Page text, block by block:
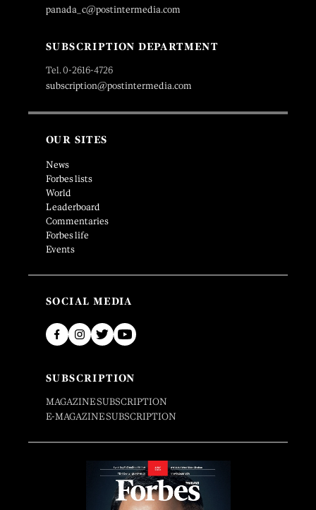
panada_c@postintermedia.com
SUBSCRIPTION DEPARTMENT
Tel. 0-2616-4726
subscription@postintermedia.com
OUR SITES
News
Forbes lists
World
Leaderboard
Commentaries
Forbes life
Events
SOCIAL MEDIA
SUBSCRIPTION
MAGAZINE SUBSCRIPTION
E-MAGAZINE SUBSCRIPTION